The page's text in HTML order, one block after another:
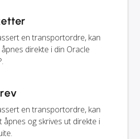
en transportordre, kan
direkte i din Oracle
en transportordre, kan
åpnes og skrives ut direkte i